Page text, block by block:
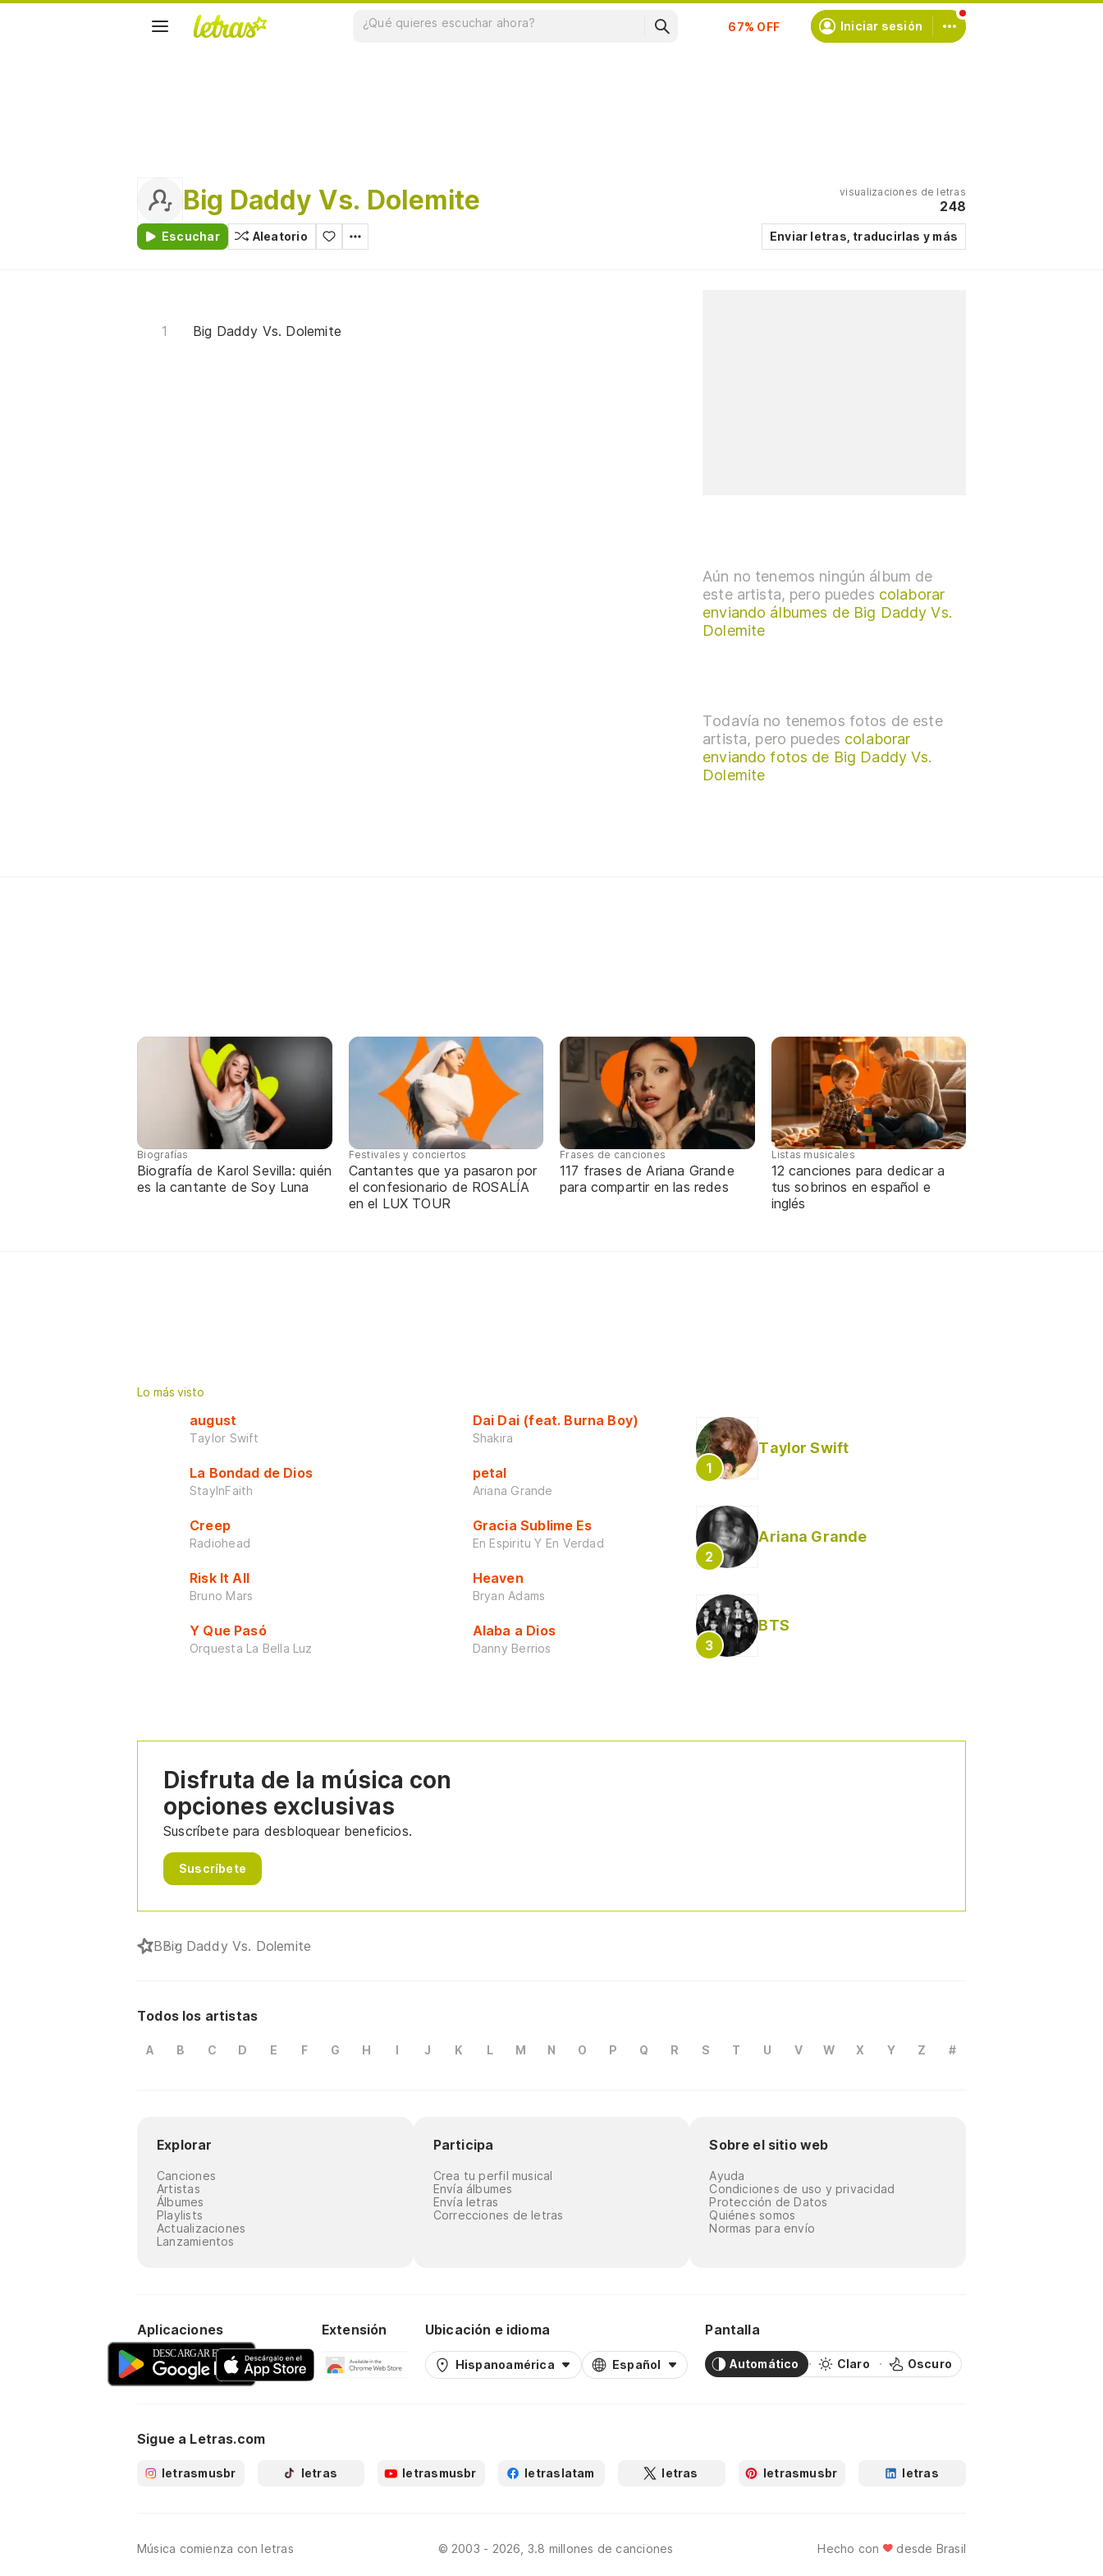
Suscríbete
Iniciar sesión
Big Daddy Vs. Dolemite
Escuchar Aleatorio
visualizaciones de letras
248
Enviar letras, traducirlas y más
Big Daddy Vs. Dolemite
Aún no tenemos ningún álbum de
este artista, pero puedes colaborar
enviando álbumes de Big Daddy Vs.
Dolemite
Todavía no tenemos fotos de este
artista, pero puedes colaborar
enviando fotos de Big Daddy Vs.
Dolemite
Biografías
Biografía de Karol Sevilla: quién
es la cantante de Soy Luna
Festivales y conciertos
Cantantes que ya pasaron por
el confesionario de ROSALÍA
en el LUX TOUR
Frases de canciones
117 frases de Ariana Grande
para compartir en las redes
Listas musicales
12 canciones para dedicar a
tus sobrinos en español e
inglés
Lo más visto
august
Taylor Swift
La Bondad de Dios
StayInFaith
Creep
Radiohead
Risk It All
Bruno Mars
Y Que Pasó
Orquesta La Bella Luz
Dai Dai (feat. Burna Boy)
Shakira
petal
Ariana Grande
Gracia Sublime Es
En Espiritu Y En Verdad
Heaven
Bryan Adams
Alaba a Dios
Danny Berrios
Taylor Swift
Ariana Grande
BTS
Disfruta de la música con
opciones exclusivas
Suscríbete para desbloquear beneficios.
Suscríbete
BBig Daddy Vs. Dolemite
Todos los artistas
A B C D E F G H I J K L M N O P Q R S T U V W X Y Z #
Explorar
Canciones
Artistas
Álbumes
Playlists
Actualizaciones
Lanzamientos
Participa
Crea tu perfil musical
Envía álbumes
Envía letras
Correcciones de letras
Sobre el sitio web
Ayuda
Condiciones de uso y privacidad
Protección de Datos
Quiénes somos
Normas para envío
Aplicaciones Extensión Ubicación e idioma
Hispanoamérica Español
Pantalla
Automático Claro Oscuro
Sigue a Letras.com
letrasmusbr letras letrasmusbr letraslatam letras letrasmusbr letras
Música comienza con letras © 2003 - 2026, 3.8 millones de canciones Hecho con desde Brasil